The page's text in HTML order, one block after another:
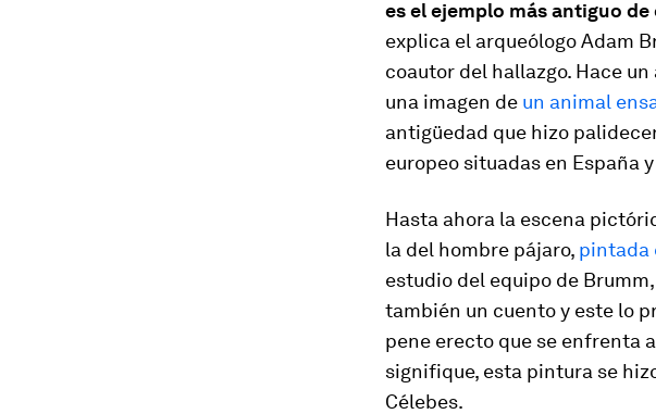
es el ejemplo más antiguo
explica el arqueólogo Adam
coautor del hallazgo. Hace
una imagen de un animal
antigüedad que hizo
europeo situadas en España
Hasta ahora la escena
la del hombre pájaro, pintada
estudio del equipo de Brumm,
también un cuento y este lo
pene erecto que se enfrenta
signifique, esta pintura se
Célebes.